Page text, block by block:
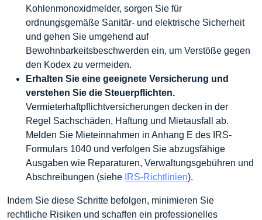
Kohlenmonoxidmelder, sorgen Sie für
ordnungsgemäße Sanitär- und elektrische Sicherheit
und gehen Sie umgehend auf
Bewohnbarkeitsbeschwerden ein, um Verstöße gegen
den Kodex zu vermeiden.
Erhalten Sie eine geeignete Versicherung und
verstehen Sie die Steuerpflichten.
Vermieterhaftpflichtversicherungen decken in der
Regel Sachschäden, Haftung und Mietausfall ab.
Melden Sie Mieteinnahmen in Anhang E des IRS-
Formulars 1040 und verfolgen Sie abzugsfähige
Ausgaben wie Reparaturen, Verwaltungsgebühren und
Abschreibungen (siehe IRS-Richtlinien).
Indem Sie diese Schritte befolgen, minimieren Sie
rechtliche Risiken und schaffen ein professionelles